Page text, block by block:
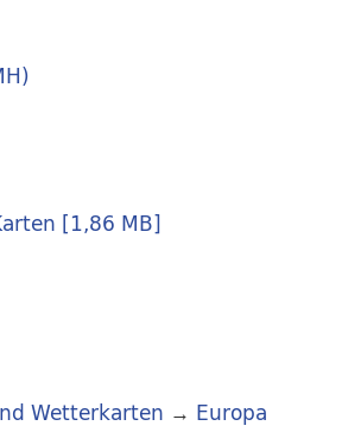
[1,86 MB]
Wetterkarten → Europa